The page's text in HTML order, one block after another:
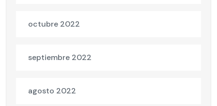
octubre 2022
septiembre 2022
agosto 2022